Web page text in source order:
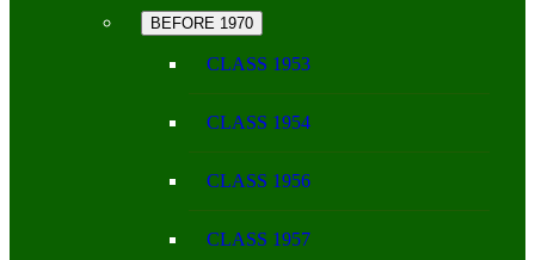
BEFORE 1970
CLASS 1953
CLASS 1954
CLASS 1956
CLASS 1957